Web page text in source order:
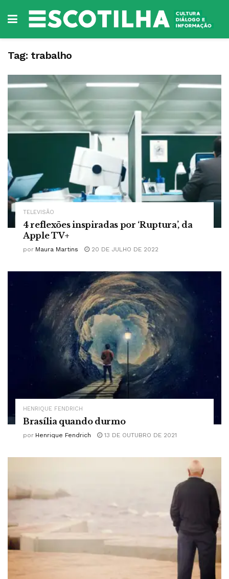
Tag: trabalho
TELEVISÃO
4 reflexões inspiradas por ‘Ruptura’, da
Apple TV+
por Maura Martins 20 DE JULHO DE 2022
HENRIQUE FENDRICH
Brasília quando durmo
por Henrique Fendrich 13 DE OUTUBRO DE 2021